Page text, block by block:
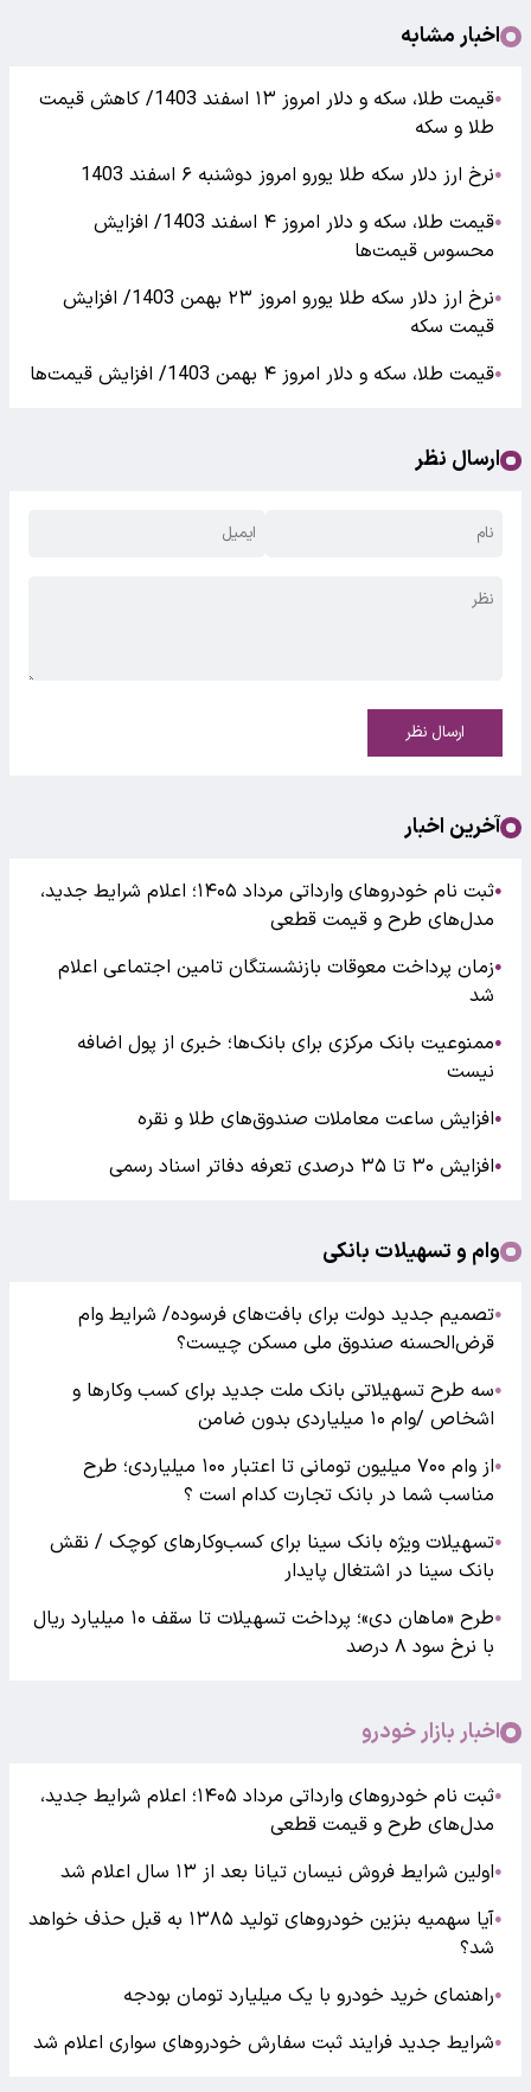
اخبار مشابه
●
قیمت طلا، سکه و دلار امروز ۱۳ اسفند 1403/ کاهش قیمت‌‌‌
طلا و سکه
●نرخ ارز دلار سکه طلا یورو امروز دوشنبه ۶ اسفند 1403
●
قیمت طلا، سکه و دلار امروز ۴ اسفند 1403/ افزایش
محسوس قیمت‌ها
●
نرخ ارز دلار سکه طلا یورو امروز ۲۳ بهمن 1403/ افزایش
قیمت‌‌‌‌ سکه
●قیمت طلا، سکه و دلار امروز ۴ بهمن 1403/ افزایش قیمت‌‌‌ها
ارسال نظر
ارسال نظر
آخرین اخبار
●
ثبت نام خودروهای وارداتی مرداد ۱۴۰۵؛ اعلام شرایط جدید،
مدل‌های طرح و قیمت قطعی
●زمان پرداخت معوقات بازنشستگان تامین اجتماعی اعلام
شد
●ممنوعیت بانک مرکزی برای بانک‌ها؛ خبری از پول اضافه
نیست
●افزایش ساعت معاملات صندوق‌های طلا و نقره
●افزایش ۳۰ تا ۳۵ درصدی تعرفه دفاتر اسناد رسمی
وام و تسهیلات بانکی
●تصمیم جدید دولت برای بافت‌های فرسوده/ شرایط وام
قرض‌الحسنه صندوق ملی مسکن چیست؟
●سه طرح تسهیلاتی بانک ملت جدید برای کسب وکارها و
اشخاص /وام ۱۰ میلیاردی بدون ضامن
●
از وام ۷۰۰ میلیون تومانی تا اعتبار ۱۰۰ میلیاردی؛ طرح
مناسب شما در بانک تجارت کدام است ؟
●تسهیلات ویژه بانک سینا برای کسب‌وکارهای کوچک / نقش
بانک سینا در اشتغال پایدار
●
طرح «ماهان دی»؛ پرداخت تسهیلات تا سقف ۱۰ میلیارد ریال
با نرخ سود ۸ درصد
اخبار بازار خودرو
●
ثبت نام خودروهای وارداتی مرداد ۱۴۰۵؛ اعلام شرایط جدید،
مدل‌های طرح و قیمت قطعی
●اولین شرایط فروش نیسان تیانا بعد از ۱۳ سال اعلام شد
●
آیا سهمیه بنزین خودروهای تولید ۱۳۸۵ به قبل حذف خواهد
شد؟
●راهنمای خرید خودرو با یک میلیارد تومان بودجه
●شرایط جدید فرایند ثبت سفارش خودروهای سواری اعلام شد